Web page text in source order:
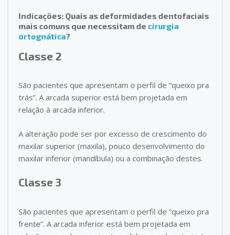
Indicações: Quais as deformidades dentofaciais
mais comuns que necessitam de cirurgia
ortognática?
Classe 2
São pacientes que apresentam o perfil de “queixo pra
trás”. A arcada superior está bem projetada em
relação à arcada inferior.
A alteração pode ser por excesso de crescimento do
maxilar superior (maxila), pouco desenvolvimento do
maxilar inferior (mandíbula) ou a combinação destes.
Classe 3
São pacientes que apresentam o perfil de “queixo pra
frente”. A arcada inferior está bem projetada em